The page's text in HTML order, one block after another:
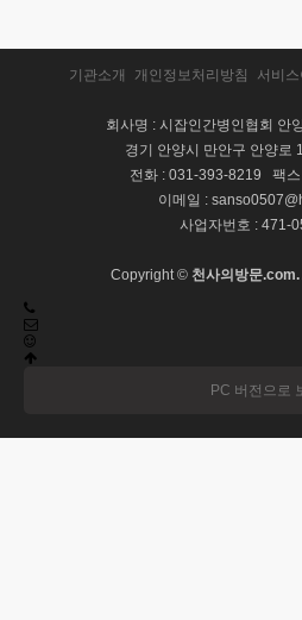
기관소개 개인정보처리방침 서비
회사명 : 시잡인간병인협회 안
경기 안양시 만안구 안양로
전화 : 031-393-8219 팩
이메일 :
사업자번호 : 471-
Copyright © 천사의방문.com.
PC 버전으로